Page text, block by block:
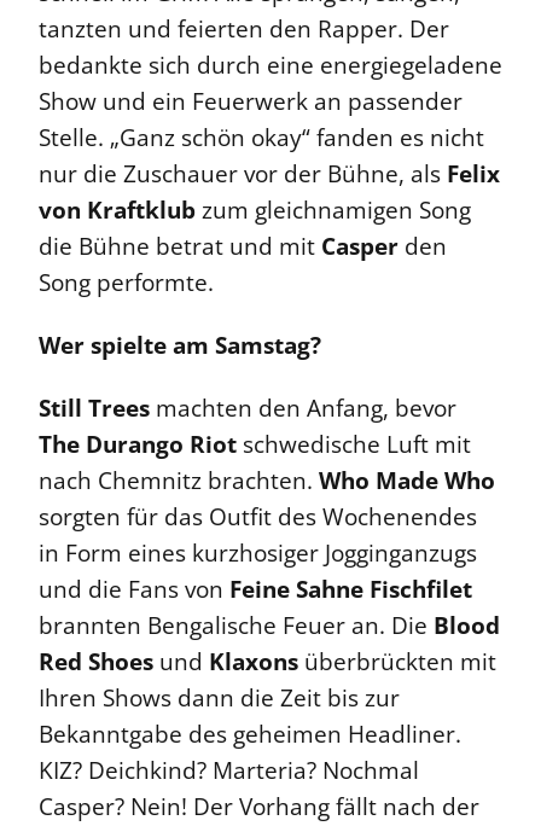
tanzten und feierten den Rapper. Der
bedankte sich durch eine energiegeladene
Show und ein Feuerwerk an passender
Stelle. „Ganz schön okay“ fanden es nicht
nur die Zuschauer vor der Bühne, als Felix
von Kraftklubzum gleichnamigen Song
die Bühne betrat und mit Casper den
Song performte.
Wer spielte am Samstag?
Still Trees machten den Anfang, bevor
The Durango Riot schwedische Luft mit
nach Chemnitz brachten. Who Made Who
sorgten für das Outfit des Wochenendes
in Form eines kurzhosiger Jogginganzugs
und die Fans von Feine Sahne Fischfilet
brannten Bengalische Feuer an. Die Blood
Red Shoes und Klaxons überbrückten mit
Ihren Shows dann die Zeit bis zur
Bekanntgabe des geheimen Headliner.
KIZ? Deichkind? Marteria? Nochmal
Casper? Nein! Der Vorhang fällt nach der